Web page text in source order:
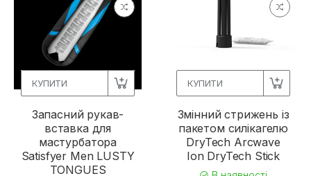
КУПИТИ
Запасний рукав-
вставка для
мастурбатора
Satisfyer Men LUSTY
TONGUES
КУПИТИ
Змінний стрижень із
пакетом силікагелю
DryTech Arcwave
Ion DryTech Stick